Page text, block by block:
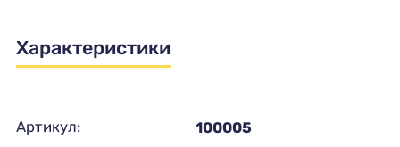
Характеристики
Артикул: 100005